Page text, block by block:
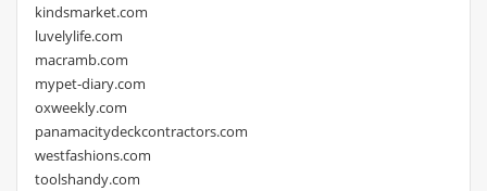
kindsmarket.com
luvelylife.com
macramb.com
mypet-diary.com
oxweekly.com
panamacitydeckcontractors.com
westfashions.com
toolshandy.com